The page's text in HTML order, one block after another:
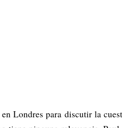
Londres para discutir la